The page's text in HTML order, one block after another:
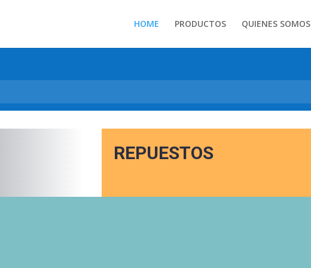
HOME PRODUCTOS QUIENES SOMOS
REPUESTOS